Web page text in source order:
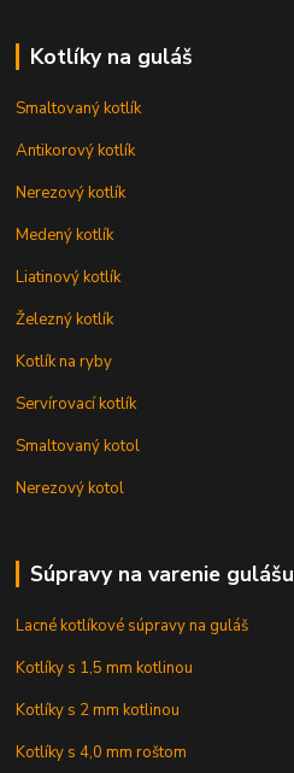
Kotlíky na guláš
Smaltovaný kotlík
Antikorový kotlík
Nerezový kotlík
Medený kotlík
Liatinový kotlík
Železný kotlík
Kotlík na ryby
Servírovací kotlík
Smaltovaný kotol
Nerezový kotol
Súpravy na varenie gulášu
Lacné kotlíkové súpravy na guláš
Kotlíky s 1,5 mm kotlinou
Kotlíky s 2 mm kotlinou
Kotlíky s 4,0 mm roštom